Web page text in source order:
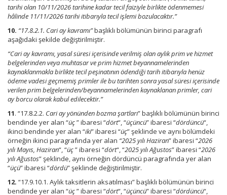
tarihi olan 10/11/2026 tarihine kadar tecil faiziyle birlikte ödenmemesi
hâlinde 11/11/2026 tarihi itibarıyla tecil işlemi bozulacaktır.”
10. “17.8.2.1. Cari ay kavramı”başlıklı bölümünün birinci paragrafı
aşağıdaki şekilde değiştirilmiştir.
“Cari ay kavramı, yasal süresi içerisinde verilmiş olan aylık prim ve hizmet
belgelerinden veya muhtasar ve prim hizmet beyannamelerinden
kaynaklanmakla birlikte tecil peşinatının ödendiği tarih itibarıyla henüz
ödeme vadesi geçmemiş primler ile bu tarihten sonra yasal süresi içerisinde
verilen prim belgelerinden/beyannamelerinden kaynaklanan primler, cari
ay borcu olarak kabul edilecektir.”
11. “17.8.2.2. Cari ay yönünden bozma şartları” başlıklı bölümünün birinci
bendinde yer alan “üç” ibaresi “dört“, “üçüncü” ibaresi “dördüncü“,
ikinci bendinde yer alan “iki” ibaresi “üç” şeklinde ve aynı bölümdeki
örneğin ikinci paragrafında yer alan “2025 yılı Haziran” ibaresi “2026
yılı Mayıs, Haziran“, “üç” ibaresi “dört“, “2025 yılı Ağustos” ibaresi “2026
yılı Ağustos” şeklinde, aynı örneğin dördüncü paragrafında yer alan
“üçü” ibaresi “dördü” şeklinde değiştirilmiştir.
12. “17.9.10.1. Aylık taksitlerin aksatılması” başlıklı bölümünün birinci
bendinde yer alan “üç” ibaresi “dört“, “üçüncü” ibaresi “dördüncü“,